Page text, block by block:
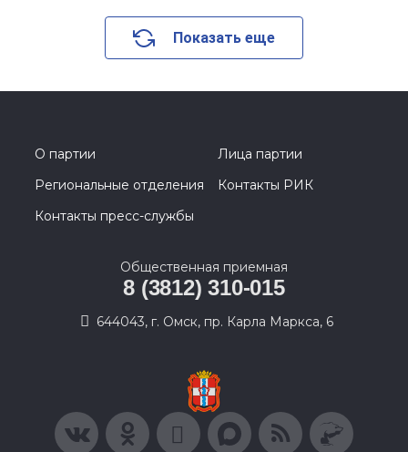
Показать еще
О партии
Лица партии
Региональные отделения
Контакты РИК
Контакты пресс-службы
Общественная приемная
8 (3812) 310-015
644043, г. Омск, пр. Карла Маркса, 6